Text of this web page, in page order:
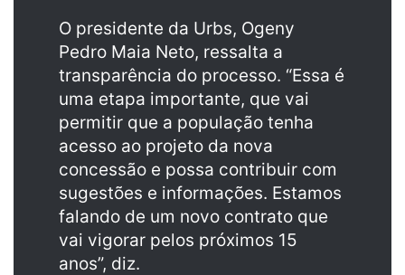
O presidente da Urbs, Ogeny
Pedro Maia Neto, ressalta a
transparência do processo. “Essa é
uma etapa importante, que vai
permitir que a população tenha
acesso ao projeto da nova
concessão e possa contribuir com
sugestões e informações. Estamos
falando de um novo contrato que
vai vigorar pelos próximos 15
anos”, diz.